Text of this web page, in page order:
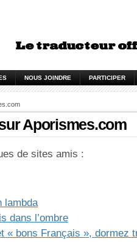
NOUS JOINDRE PARTICIPER
Aporismes.com
de sites amis :
lambda
dans l’ombre
« bons Français », dormez